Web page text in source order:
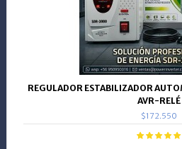
REGULADOR ESTABILIZADOR
AVR-RELÉ
$172.550